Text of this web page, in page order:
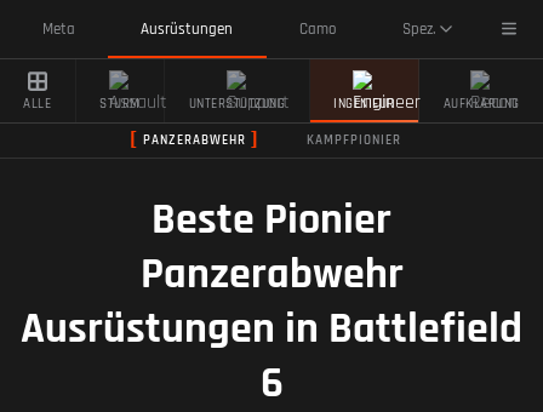
Meta Ausrüstungen Camo Spez.
ALLE STURM UNTERSTÜTZUNG INGENIEUR AUFKLÄRUNG
PANZERABWEHR KAMPFPIONIER
Beste Pionier
Panzerabwehr
Ausrüstungen in Battlefield
6